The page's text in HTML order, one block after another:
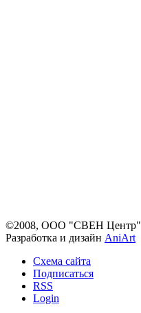
©2008, ООО "СВЕН Центр"
Разработка и дизайн AniArt
Схема сайта
Подписаться
RSS
Login